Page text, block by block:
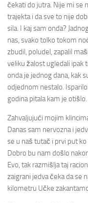
čekati do jutra. Nije mi se
trajekta i da sve to nije
sila. I kaj sam onda?
nas, svako tolko tokom
zbudil, poludel, zapalil
veliku žalost ugledali ipak
onda je jednog dana, kak
odjednom nestalo.
godina pitala kam je otišlo.
Zahvaljujući mojim
Danas sam nervozna i
se u naš tutač i prvi put
Dobro bu nam došlo
Evo, tak razmišlja taj
zaigrani jedva čeka da se
kilometru Učke